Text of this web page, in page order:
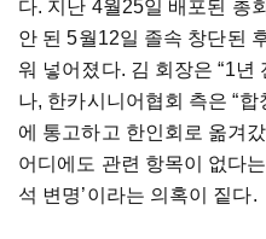
다. 지난 4월25일 배포된 총
안 된 5월12일 졸속 창단된
워 넣어졌다. 김 회장은 “1년
나, 한카시니어협회 측은 “
에 통고하고 한인회로 옮겨
어디에도 관련 항목이 없다
석 변명’이라는 의혹이 짙다.